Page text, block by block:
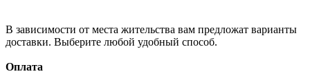
В зависимости от места жительства вам предложат варианты
доставки. Выберите любой удобный способ.
Оплата